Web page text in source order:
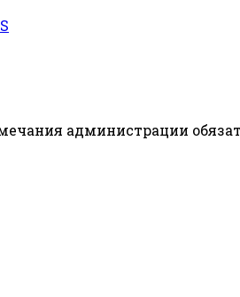
администрации